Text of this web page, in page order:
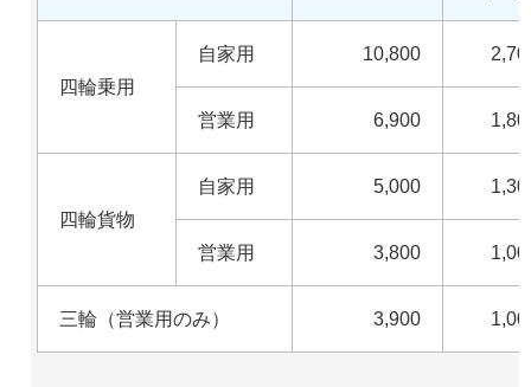
四輪乗用
自家用 10,800
営業用 6,900
四輪貨物
自家用 5,000
営業用 3,800
三輪（営業用のみ） 3,900